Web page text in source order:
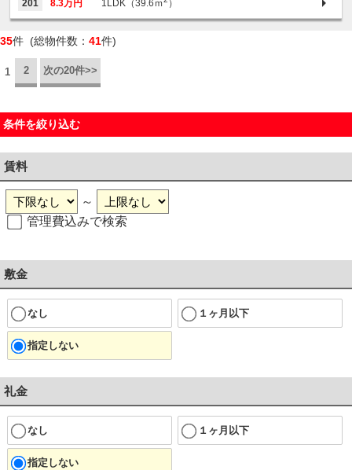
201 8.3万円 1LDK（39.6ｍ ）
35件 (総物件数： 41件)
1 2 次の20件>>
条件を絞り込む
賃料
～
管理費込みで検索
敷金
なし １ヶ月以下
指定しない
礼金
なし １ヶ月以下
指定しない